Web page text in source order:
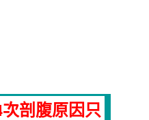
剖腹原因只